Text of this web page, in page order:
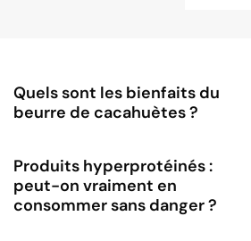
Quels sont les bienfaits du
beurre de cacahuètes ?
Produits hyperprotéinés :
peut-on vraiment en
consommer sans danger ?